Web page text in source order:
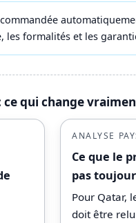
les formalités et les
qui change
ANALYSE
Ce que le
pas
Pour Qatar,
doit être